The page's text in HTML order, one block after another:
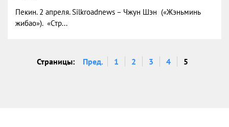
Пекин. 2 апреля. Silkroadnews – Чжун Шэн («Жэньминь
жибао»). «Стр...
Страницы: Пред. 1 2 3 4 5